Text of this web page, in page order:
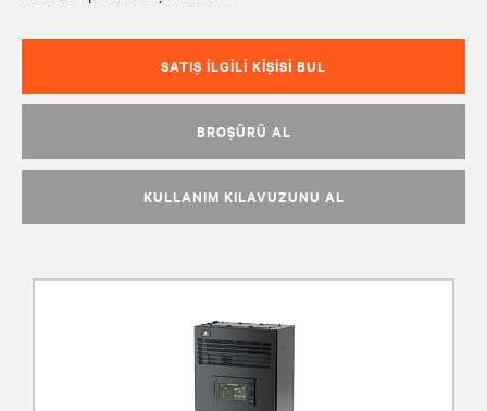
SATIŞ İLGILI KIŞISI BUL
BROŞÜRÜ AL
KULLANIM KILAVUZUNU AL